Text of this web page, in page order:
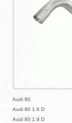
Audi 80
Audi 80 1.6 D
Audi 80 1.9 D